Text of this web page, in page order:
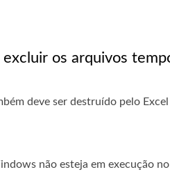
os arquivos
deve ser destruído pelo
não esteja em execução